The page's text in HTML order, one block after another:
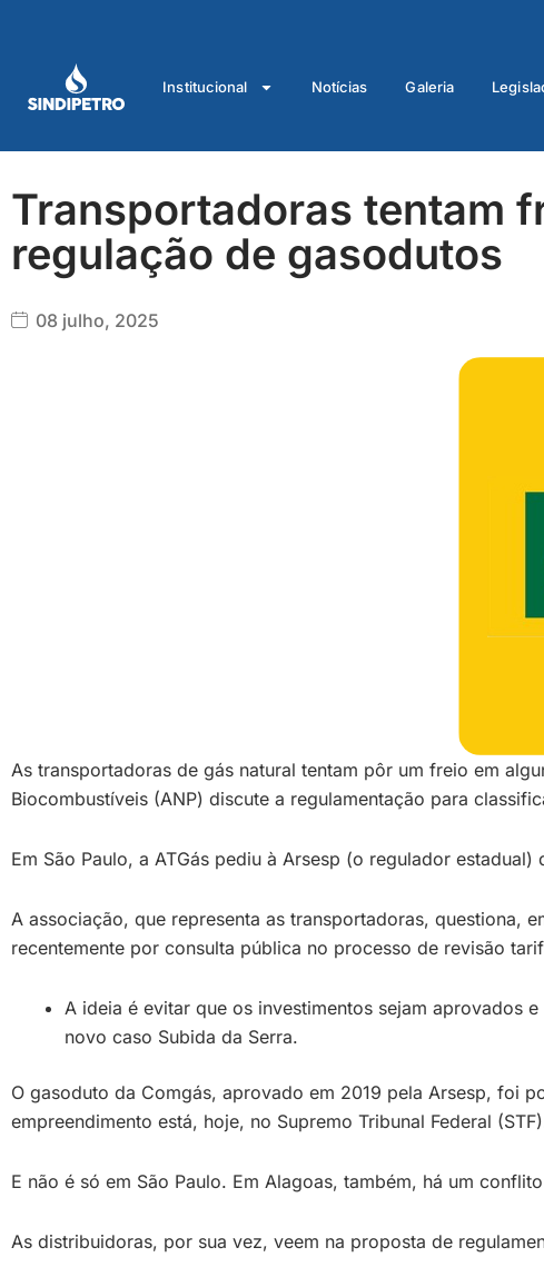
conteúdo
Institucional Notícias Galeria
Transportadoras tentam
regulação de gasodutos
08 julho, 2025
As transportadoras de gás natural tentam pôr um freio em
Biocombustíveis (ANP) discute a regulamentação para
Em São Paulo, a ATGás pediu à Arsesp (o regulador
A associação, que representa as transportadoras, questiona,
recentemente por consulta pública no processo de revisão
A ideia é evitar que os investimentos sejam aprovados
novo caso Subida da Serra.
O gasoduto da Comgás, aprovado em 2019 pela Arsesp, foi
empreendimento está, hoje, no Supremo Tribunal Federal
E não é só em São Paulo. Em Alagoas, também, há um
As distribuidoras, por sua vez, veem na proposta de